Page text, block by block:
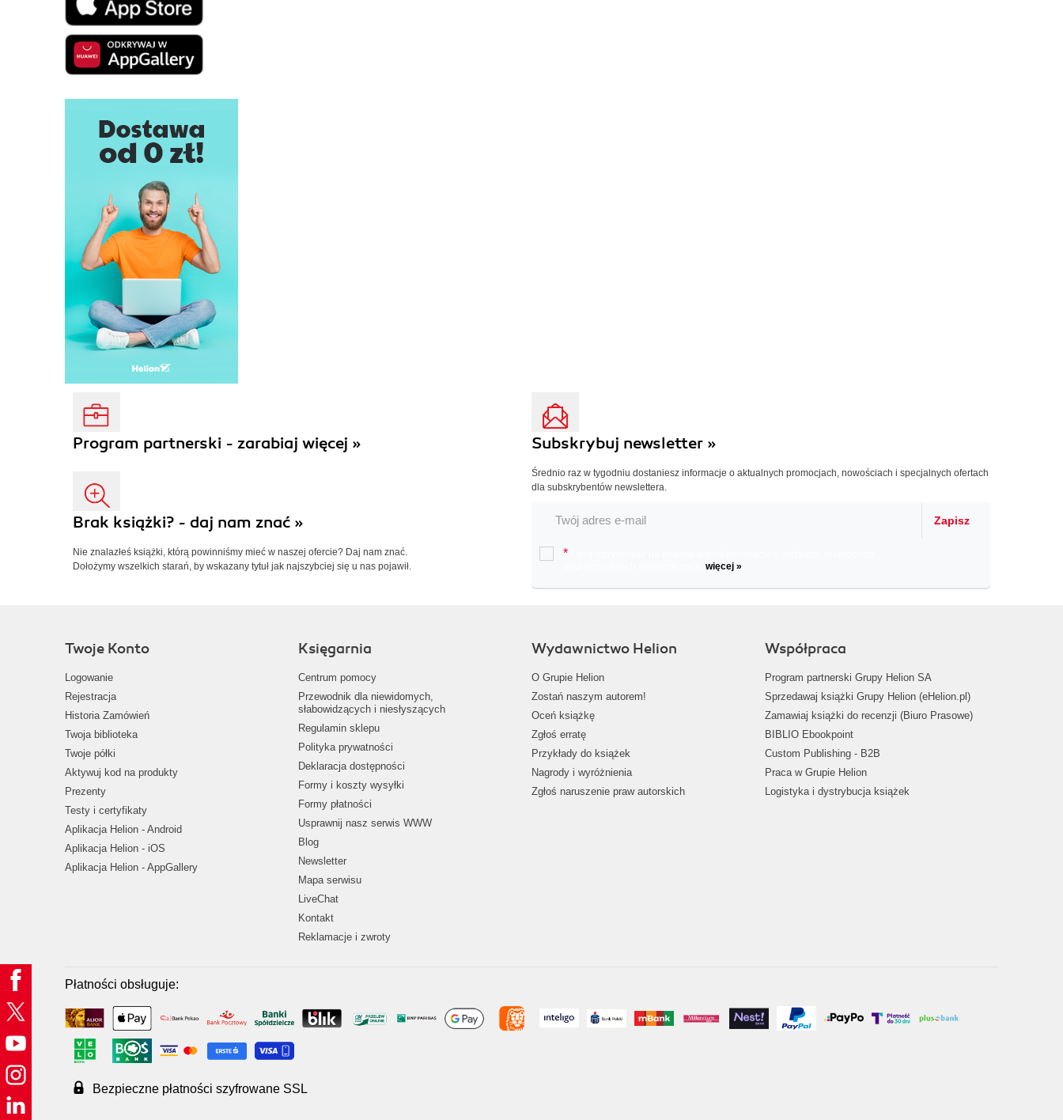
Program partnerski - zarabiaj więcej »
Brak książki? - daj nam znać »
Nie znalazłeś książki, którą powinniśmy mieć w naszej ofercie? Daj nam znać.
Dołożymy wszelkich starań, by wskazany tytuł jak najszybciej się u nas pojawił.
Subskrybuj newsletter »
Średnio raz w tygodniu dostaniesz informacje o aktualnych promocjach, nowościach i specjalnych ofertach
dla subskrybentów newslettera.
Zapisz
*
więcej »
Twoje Konto
Logowanie
Rejestracja
Historia Zamówień
Twoja biblioteka
Twoje półki
Aktywuj kod na produkty
Prezenty
Testy i certyfikaty
Aplikacja Helion - Android
Aplikacja Helion - iOS
Aplikacja Helion - AppGallery
Księgarnia
Centrum pomocy
Przewodnik dla niewidomych,
słabowidzących i niesłyszących
Regulamin sklepu
Polityka prywatności
Deklaracja dostępności
Formy i koszty wysyłki
Formy płatności
Usprawnij nasz serwis WWW
Blog
Newsletter
Mapa serwisu
LiveChat
Kontakt
Reklamacje i zwroty
Wydawnictwo Helion
O Grupie Helion
Zostań naszym autorem!
Oceń książkę
Zgłoś erratę
Przykłady do książek
Nagrody i wyróżnienia
Zgłoś naruszenie praw autorskich
Współpraca
Program partnerski Grupy Helion SA
Sprzedawaj książki Grupy Helion (eHelion.pl)
Zamawiaj książki do recenzji (Biuro Prasowe)
BIBLIO Ebookpoint
Custom Publishing - B2B
Praca w Grupie Helion
Logistyka i dystrybucja książek
Płatności obsługuje:
Bezpieczne płatności szyfrowane SSL